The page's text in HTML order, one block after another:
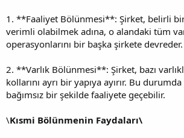
1. **Faaliyet Bölünmesi**: Şirket, belirli
verimli olabilmek adına, o alandaki tüm
operasyonlarını bir başka şirkete devreder.
2. **Varlık Bölünmesi**: Şirket, bazı
kollarını ayrı bir yapıya ayırır. Bu
bağımsız bir şekilde faaliyete geçebilir.
\Kısmi Bölünmenin Faydaları\